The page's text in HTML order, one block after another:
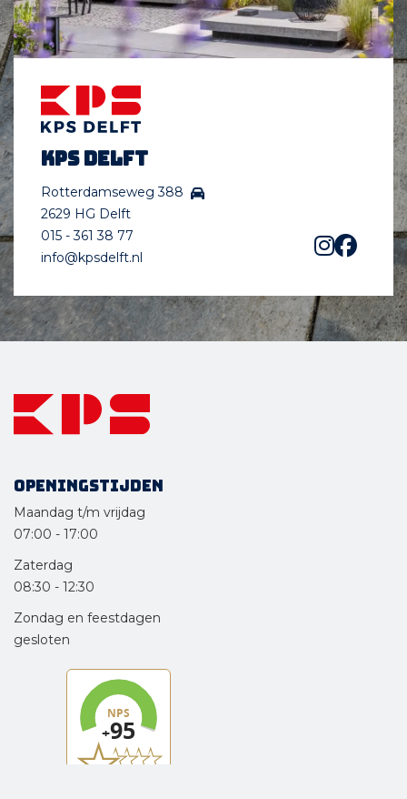
KPS Delft
Rotterdamseweg 388
2629 HG Delft
015 - 361 38 77
info@kpsdelft.nl
Openingstijden
Maandag t/m vrijdag
07:00 - 17:00
Zaterdag
08:30 - 12:30
Zondag en feestdagen
gesloten